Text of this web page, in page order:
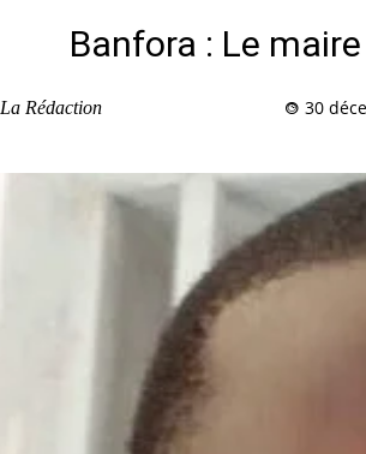
Banfora : Le
La Rédaction 30